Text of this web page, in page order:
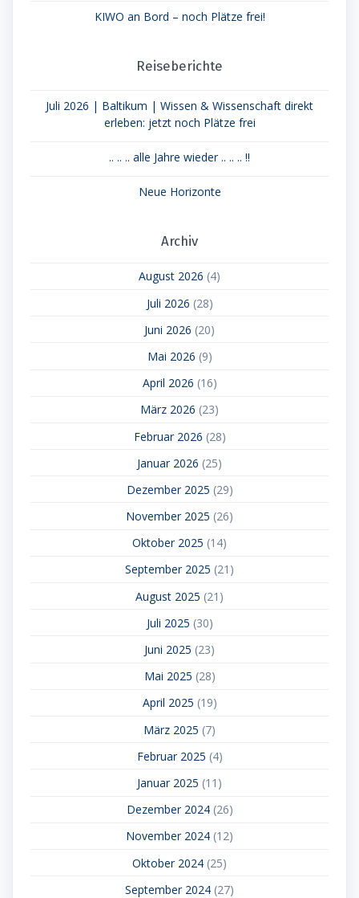
KIWO an Bord – noch Plätze frei!
Reiseberichte
Juli 2026 | Baltikum | Wissen & Wissenschaft direkt
erleben: jetzt noch Plätze frei
.. .. .. alle Jahre wieder .. .. .. !!
Neue Horizonte
Archiv
August 2026 (4)
Juli 2026 (28)
Juni 2026 (20)
Mai 2026 (9)
April 2026 (16)
März 2026 (23)
Februar 2026 (28)
Januar 2026 (25)
Dezember 2025 (29)
November 2025 (26)
Oktober 2025 (14)
September 2025 (21)
August 2025 (21)
Juli 2025 (30)
Juni 2025 (23)
Mai 2025 (28)
April 2025 (19)
März 2025 (7)
Februar 2025 (4)
Januar 2025 (11)
Dezember 2024(26)
November 2024 (12)
Oktober 2024 (25)
September 2024 (27)